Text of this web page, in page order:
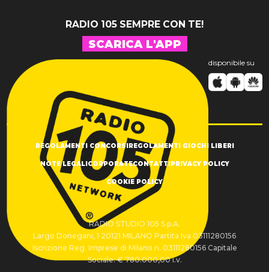
RADIO 105 SEMPRE CON TE!
SCARICA L'APP
disponibile su
REGOLAMENTI CONCORSI REGOLAMENTI GIOCHI LIBERI
NOTE LEGALI CORPORATECONTATTI PRIVACY POLICY
COOKIE POLICY
RADIO STUDIO 105 S.p.A.
Largo Donegani, 1 20121 MILANO Partita Iva 03111280156
Iscrizione Reg. Imprese di Milano n. 03111280156 Capitale
Sociale: € 780.000,00 i.v.